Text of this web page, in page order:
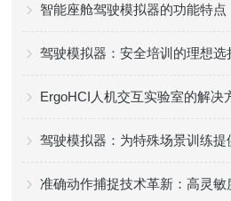
智能座舱驾驶模拟器的功能特点
驾驶模拟器：安全培训的理想选
ErgoHCI人机交互实验室的解决
驾驶模拟器：为特殊场景训练提